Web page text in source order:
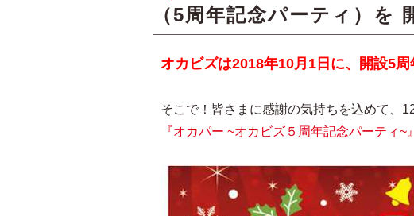
（5周年記念パーティ）を
オカビズは2018年10月1日に、開設5周
そこで！皆さまに感謝の気持ちを込めて、
『オカパー ~オカビズ５周年記念パーティ~』